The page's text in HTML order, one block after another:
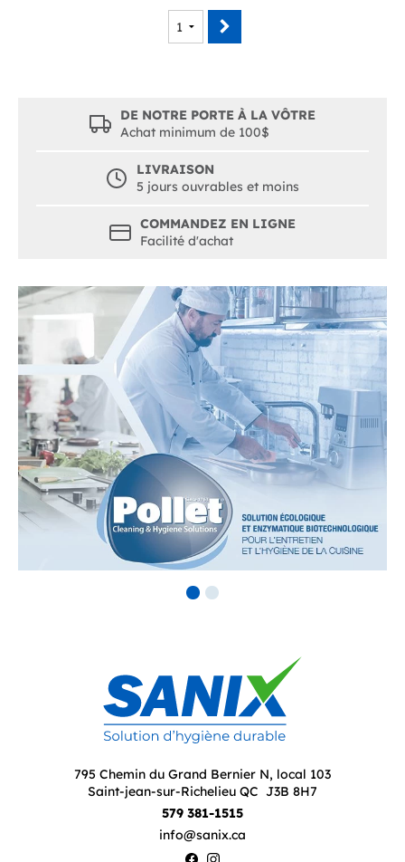
DE NOTRE PORTE À LA VÔTRE
Achat minimum de 100$
LIVRAISON
5 jours ouvrables et moins
COMMANDEZ EN LIGNE
Facilité d'achat
795 Chemin du Grand Bernier N, local 103
Saint-jean-sur-Richelieu QC J3B 8H7
579 381-1515
info@sanix.ca